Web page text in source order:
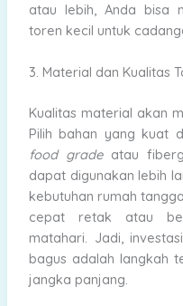
atau lebih, Anda bisa
toren kecil untuk
3. Material dan Kualitas
Kualitas material akan
Pilih bahan yang kuat
food gradeatau
dapat digunakan lebih
kebutuhan rumah
cepat retak atau
matahari. Jadi,
bagus adalah langkah
jangka panjang.